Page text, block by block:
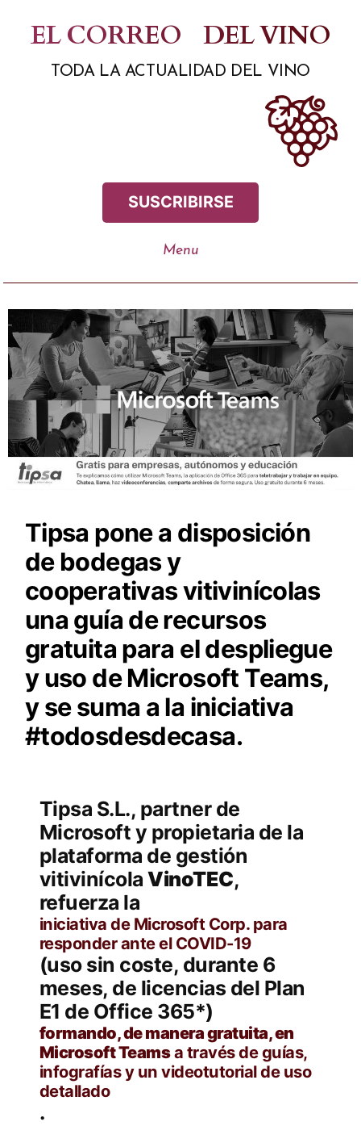
contenido
EL CORREO DEL VINO
TODA LA ACTUALIDAD DEL VINO
SUSCRIBIRSE
Tipsa pone a disposición
de bodegas y
cooperativas vitivinícolas
una guía de recursos
gratuita para el despliegue
y uso de Microsoft Teams,
y se suma a la iniciativa
#todosdesdecasa.
Tipsa S.L., partner de
Microsoft y propietaria de la
plataforma de gestión
vitivinícolaVinoTEC,
refuerza la
iniciativa de Microsoft Corp. para
responder ante el COVID-19
(uso sin coste, durante 6
meses, de licencias del Plan
E1 de Office 365*)
formando, de manera gratuita, en
Microsoft Teamsa través de guías,
infografías y un videotutorial de uso
detallado
.